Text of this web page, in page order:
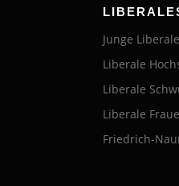
Junge Liberale
Liberale
Liberale
Liberale
Friedrich-